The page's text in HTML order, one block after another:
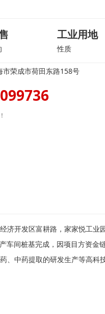
工业用地
性质
市荣成市荷田东路158号
济开发区富耕路，家家悦工
车间桩基完成，因项目方资金链
、中药提取的研发生产等高科